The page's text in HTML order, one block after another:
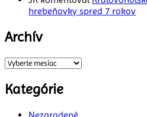
hrebeňovky spred 7 rokov
Archív
Archív
Kategórie